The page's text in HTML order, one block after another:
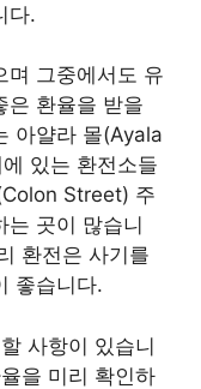
다.
며 그중에서도 유
은 환율을 받을
아얄라 몰(Ayala
있는 환전소들
Street) 주
는 곳이 많습니
환전은 사기를
좋습니다.
사항이 있습니
을 미리 확인하